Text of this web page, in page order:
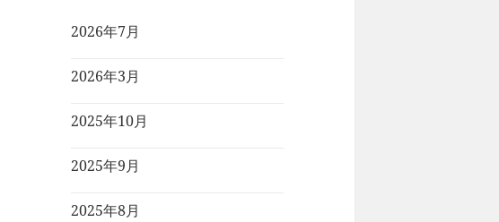
2026年7月
2026年3月
2025年10月
2025年9月
2025年8月